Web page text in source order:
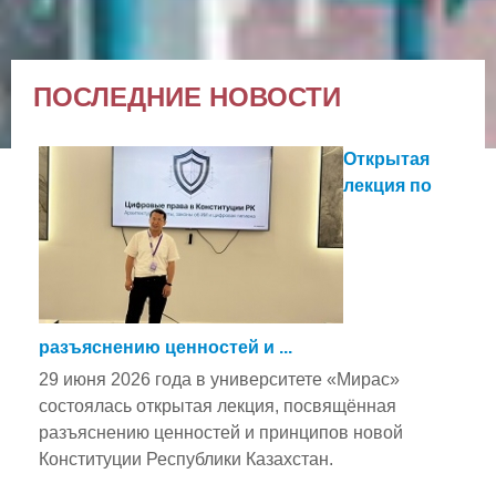
ПОСЛЕДНИЕ НОВОСТИ
Открытая
лекция по
разъяснению ценностей и ...
29 июня 2026 года в университете «Мирас»
состоялась открытая лекция, посвящённая
разъяснению ценностей и принципов новой
Конституции Республики Казахстан.